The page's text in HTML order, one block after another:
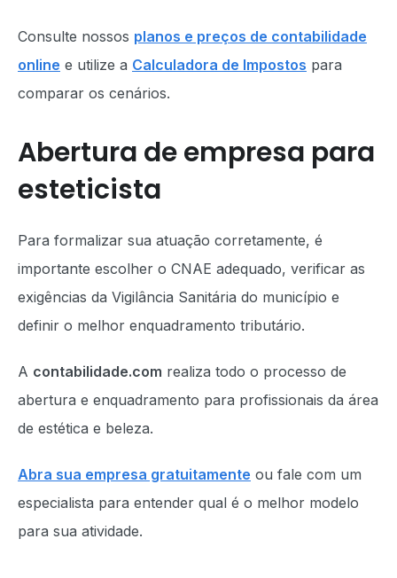
Consulte nossos planos e preços de contabilidade
online e utilize a Calculadora de Impostos para
comparar os cenários.
Abertura de empresa para
esteticista
Para formalizar sua atuação corretamente, é
importante escolher o CNAE adequado, verificar as
exigências da Vigilância Sanitária do município e
definir o melhor enquadramento tributário.
A contabilidade.com realiza todo o processo de
abertura e enquadramento para profissionais da área
de estética e beleza.
Abra sua empresa gratuitamente ou fale com um
especialista para entender qual é o melhor modelo
para sua atividade.